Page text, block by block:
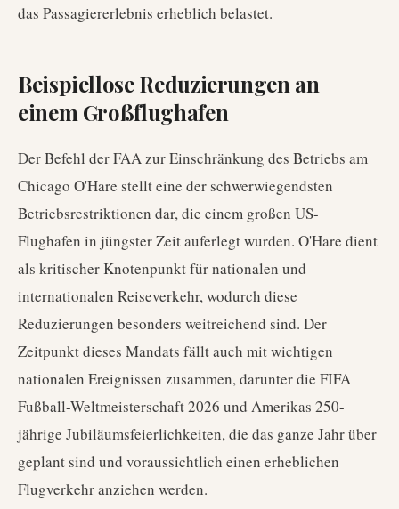
das Passagiererlebnis erheblich belastet.
Beispiellose Reduzierungen an
einem Großflughafen
Der Befehl der FAA zur Einschränkung des Betriebs am
Chicago O'Hare stellt eine der schwerwiegendsten
Betriebsrestriktionen dar, die einem großen US-
Flughafen in jüngster Zeit auferlegt wurden. O'Hare dient
als kritischer Knotenpunkt für nationalen und
internationalen Reiseverkehr, wodurch diese
Reduzierungen besonders weitreichend sind. Der
Zeitpunkt dieses Mandats fällt auch mit wichtigen
nationalen Ereignissen zusammen, darunter die FIFA
Fußball-Weltmeisterschaft 2026 und Amerikas 250-
jährige Jubiläumsfeierlichkeiten, die das ganze Jahr über
geplant sind und voraussichtlich einen erheblichen
Flugverkehr anziehen werden.